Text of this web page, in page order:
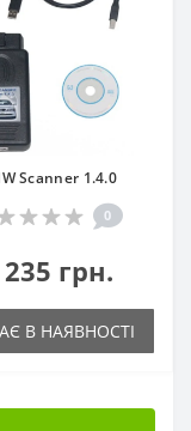
Scanner 1.4.0
0
грн.
В НАЯВНОСТІ